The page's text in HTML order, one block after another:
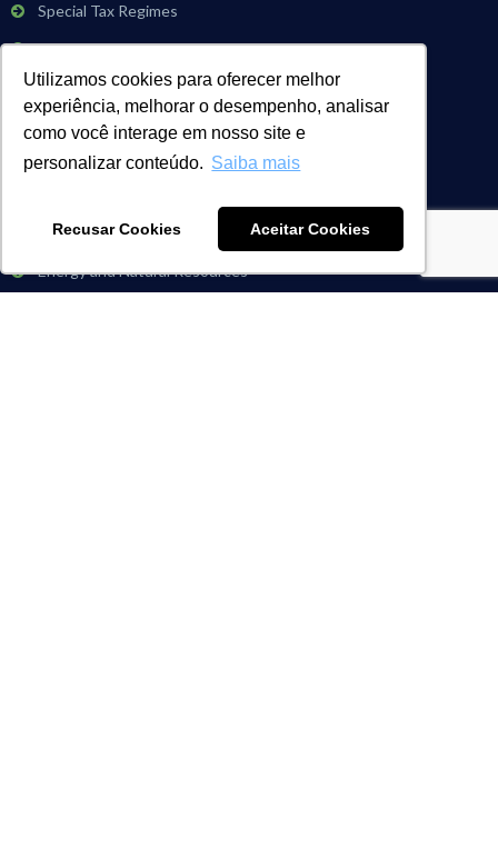
Utilizamos cookies para oferecer melhor
experiência, melhorar o desempenho, analisar
como você interage em nosso site e
personalizar conteúdo. Saiba mais
Recusar Cookies Aceitar Cookies
Special Tax Regimes
Risk management
Strategic Tax
Automotive
Energy and Natural Resources